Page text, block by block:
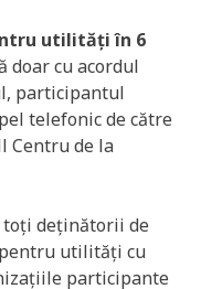
utilități în 6
doar cu acordul
participantul
telefonic de către
Centru de la
deținătorii de
pentru utilități cu
participante